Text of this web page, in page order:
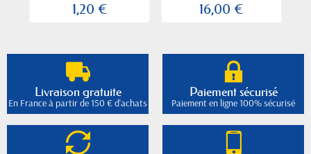
1,20 € 16,00 €
Livraison gratuite
En France à partir de 150 € d'achats
Paiement sécurisé
Paiement en ligne 100% sécurisé